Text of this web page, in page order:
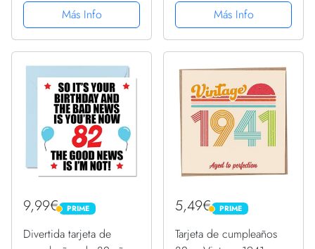
Año de Nacimiento
1941 | Póster
Cumpleaños Vintage |
82 cumpleaños mujer...
Más Info
divertida tarjeta de
cumpleaños para abuelo,
papá, marido, tío,
Más Info
9,99€ PRIME
PRIME
Divertida tarjeta de
5,49€ PRIME
PRIME
Tarjeta de cumpleaños